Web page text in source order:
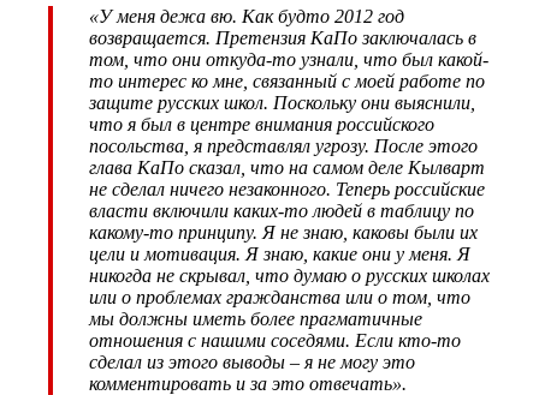
«У меня дежа вю. Как будто 2012 год
возвращается. Претензия КаПо заключалась в
том, что они откуда-то узнали, что был какой-
то интерес ко мне, связанный с моей работе по
защите русских школ. Поскольку они выяснили,
что я был в центре внимания российского
посольства, я представлял угрозу. После этого
глава КаПо сказал, что на самом деле Кылварт
не сделал ничего незаконного. Теперь российские
власти включили каких-то людей в таблицу по
какому-то принципу. Я не знаю, каковы были их
цели и мотивация. Я знаю, какие они у меня. Я
никогда не скрывал, что думаю о русских школах
или о проблемах гражданства или о том, что
мы должны иметь более прагматичные
отношения с нашими соседями. Если кто-то
сделал из этого выводы – я не могу это
комментировать и за это отвечать».